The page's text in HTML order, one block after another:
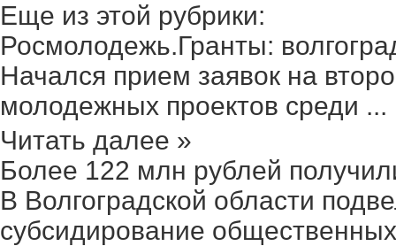
Еще из этой рубрики:
Росмолодежь.Гранты:
Начался прием заявок на
молодежных проектов среди ...
Читать далее »
Более 122 млн рублей
В Волгоградской области
субсидирование